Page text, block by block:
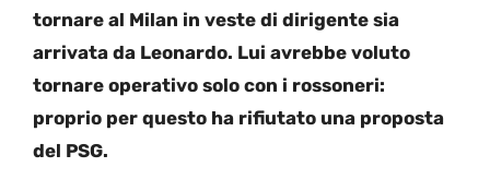
tornare al Milan in veste di dirigente sia
arrivata da Leonardo. Lui avrebbe voluto
tornare operativo solo con i rossoneri:
proprio per questo ha rifiutato una proposta
del PSG.